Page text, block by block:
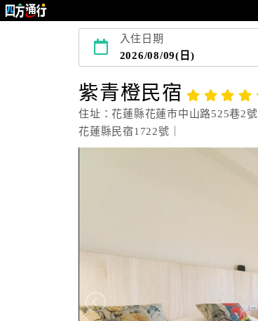
入住日期
2026/08/09(日)
紫青橙民宿
住址：花蓮縣花蓮市中山路525巷2號
花蓮縣民宿1722號｜